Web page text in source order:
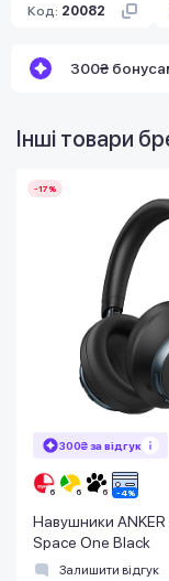
Код: 20082
300₴
Інші товари
-17%
300₴ за відгук
Навушники
Space One Black
Залишити відгук